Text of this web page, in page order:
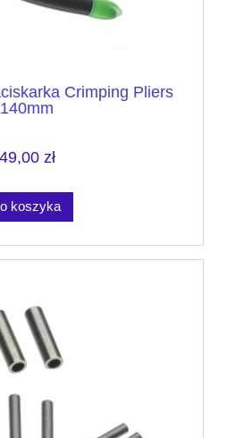
Crimping Pliers
140mm
49,00 zł
koszyka